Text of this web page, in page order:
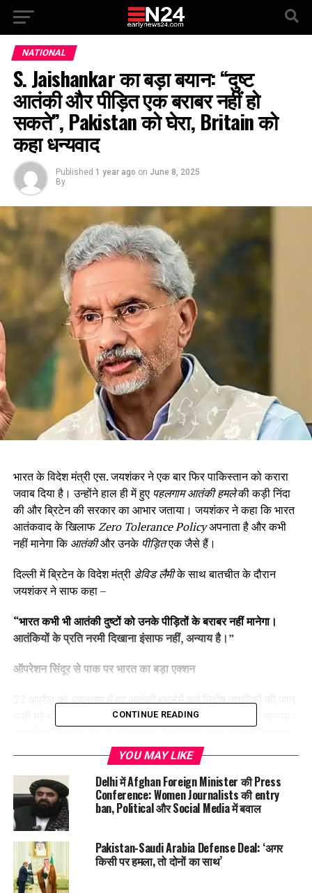
NATIONAL
S. Jaishankar का बड़ा बयान: “दुष्ट
आतंकी और पीड़ित एक बराबर नहीं हो
सकते”, Pakistan को घेरा, Britain को
कहा धन्यवाद
Published 1 year ago on June 8, 2025
By
भारत के विदेश मंत्री एस. जयशंकर ने एक बार फिर पाकिस्तान को करारा
जवाब दिया है। उन्होंने हाल ही में हुए पहलगाम आतंकी हमलेकी कड़ी निंदा
की और ब्रिटेन की सरकार का आभार जताया। जयशंकर ने कहा कि भारत
आतंकवाद के खिलाफZero Tolerance Policyअपनाता है और कभी
नहीं मानेगा किआतंकीऔर उनके पीड़ितएक जैसे हैं।
दिल्ली में ब्रिटेन के विदेश मंत्री डेविड लैमीके साथ बातचीत के दौरान
जयशंकर ने साफ कहा –
“भारत कभी भी आतंकी दुष्टों को उनके पीड़ितों के बराबर नहीं मानेगा।
आतंकियों के प्रति नरमी दिखाना इंसाफ नहीं,अन्याय है।”
ऑपरेशन सिंदूर से पाक पर भारत का बड़ा एक्शन
22 अप्रैल कोपहलगाम में हुए आतंकी हमलेमें कई निर्दोष नागरिकों की जान
चली गई थी। इसके जवाब में भारत ने 7 मई को“ऑपरेशन सिंदूर”
पर निशाना साधा।
जानकारी के अनुसार:
9 आतंकी ठिकानोंपर हमला किया गया
21प्रिसिशन स्ट्राइक
जैश-ए-मोहम्मदऔरलश्कर-ए-तैयबाके बड़े ठिकानों को तबाह
किया गया
CONTINUE READING
YOU MAY LIKE
Delhi में Afghan Foreign Minister की Press
Conference: Women Journalists की entry
ban, Political और Social Media में बवाल
Pakistan-Saudi Arabia Defense Deal: ‘अगर
किसी पर हमला, तो दोनों का साथ’